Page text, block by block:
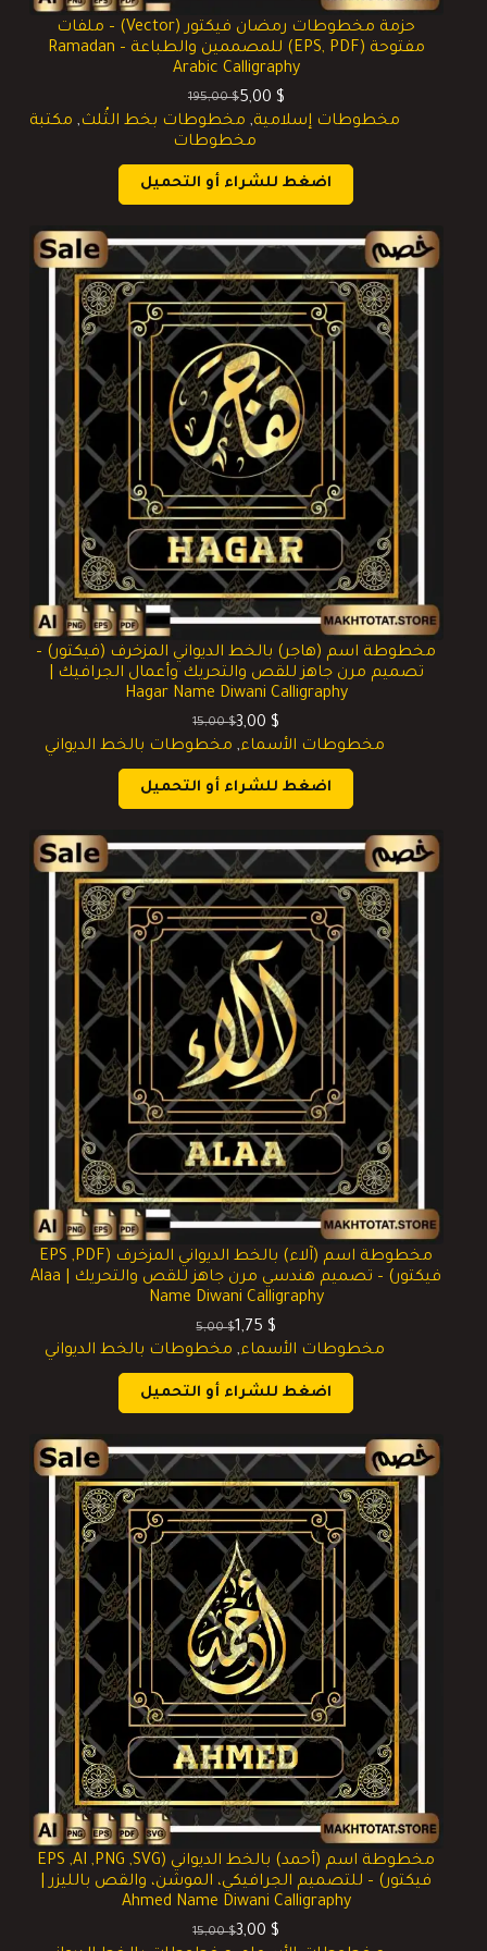
حزمة مخطوطات رمضان فيكتور (Vector) – ملفات
مفتوحة (EPS, PDF) للمصممين والطباعة – Ramadan
Arabic Calligraphy
195,00$
الأصلي
هو:
195,00 $.
5,00 $
الحالي
هو:
5,00 $.
مخطوطات إسلامية, مخطوطات بخط الثُلث, مكتبة
مخطوطات
اضغط للشراء أو التحميل
مخطوطة اسم (هاجر) بالخط الديواني المزخرف (فيكتور) –
تصميم مرن جاهز للقص والتحريك وأعمال الجرافيك |
Hagar Name Diwani Calligraphy
15,00$
الأصلي
هو:
15,00 $.
3,00 $
الحالي
هو:
3,00 $.
مخطوطات الأسماء, مخطوطات بالخط الديواني
اضغط للشراء أو التحميل
مخطوطة اسم (آلاء) بالخط الديواني المزخرف (EPS ,PDF
فيكتور) – تصميم هندسي مرن جاهز للقص والتحريك | Alaa
Name Diwani Calligraphy
5,00$السعر
الأصلي
هو:
5,00 $.
1,75 $
السعر
الحالي
هو:
1,75 $.
مخطوطات الأسماء, مخطوطات بالخط الديواني
اضغط للشراء أو التحميل
مخطوطة اسم (أحمد) بالخط الديواني (EPS ,AI ,PNG ,SVG
فيكتور) – للتصميم الجرافيكي، الموشن، والقص بالليزر |
Ahmed Name Diwani Calligraphy
15,00$السعر 3,00 $
السعر